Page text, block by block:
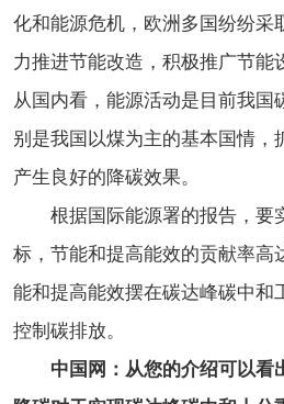
化和能源危机，欧洲多国纷纷采
力推进节能改造，积极推广节能
从国内看，能源活动是目前我国
别是我国以煤为主的基本国情，
产生良好的降碳效果。
根据国际能源署的报告，要
标，节能和提高能效的贡献率高
能和提高能效摆在碳达峰碳中和
控制碳排放。
中国网：从您的介绍可以看